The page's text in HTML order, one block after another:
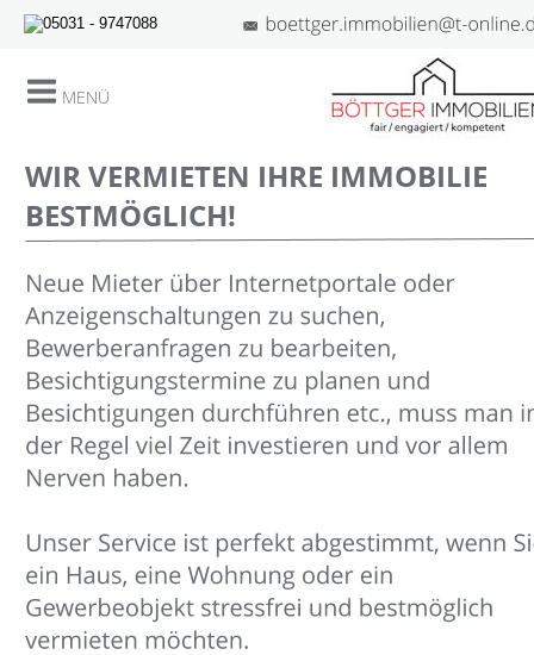
WIR VERMIETEN IHRE IMMOBILIE
BESTMÖGLICH!
MENÜ